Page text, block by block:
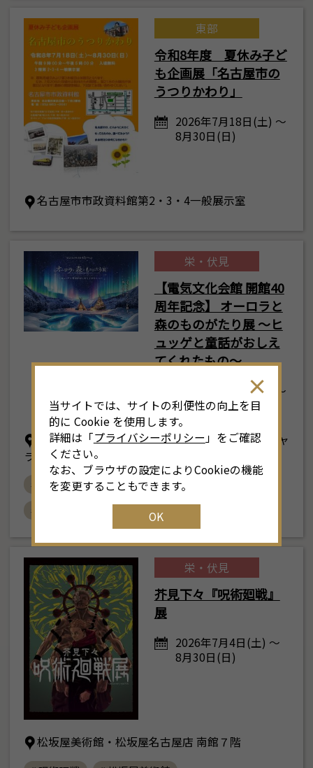
2026年8月
水 木 金
1
2 3 4 5
9 10
16 17 18 19 20
26
<< >>
東部
令和8年度 夏休み子ど
も企画展「名古屋市の
うつりかわり」
2026年7月18日(土) ～
8月30日(日)
名古屋市市政資料館第2・3・4一般展示室
栄・伏見
【電気文化会館 開館40
周年記念】 オーロラと
森のものがたり展 ～ヒ
ュッゲと童話がおしえ
てくれたもの～
2026年7月11日(土) ～
8月30日(日)
電気文化会館 5階 イベントホール／東・西ギャ
ラリー （愛知県名古屋市中区栄2丁目2-5）
# 電気文化会館
# オーロラと森のものがたり展
# 北欧
栄・伏見
芥見下々『呪術廻戦』
展
2026年7月4日(土) ～
8月30日(日)
松坂屋美術館・松坂屋名古屋店 南館７階
当サイトでは、サイトの利便性の向上を目
的に Cookie を使用します。
詳細は「プライバシーポリシー 」をご確認
ください。
なお、ブラウザの設定によりCookieの機能
を変更することもできます。
OK